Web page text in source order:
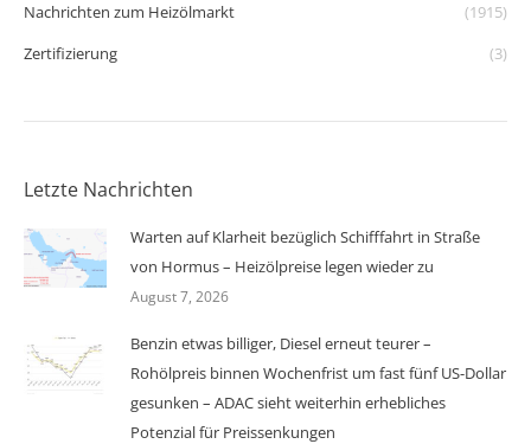
Nachrichten zum Heizölmarkt
(1915)
Zertifizierung
(3)
Letzte Nachrichten
Warten auf Klarheit bezüglich Schifffahrt in Straße
von Hormus – Heizölpreise legen wieder zu
August 7, 2026
Benzin etwas billiger, Diesel erneut teurer –
Rohölpreis binnen Wochenfrist um fast fünf US-Dollar
gesunken – ADAC sieht weiterhin erhebliches
Potenzial für Preissenkungen